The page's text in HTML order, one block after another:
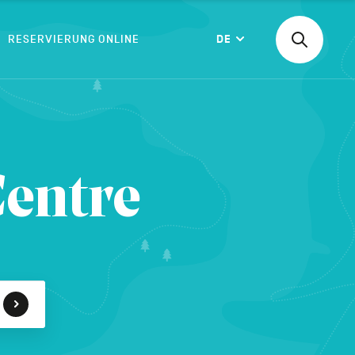
RESERVIERUNG ONLINE DE
Suchen
nach
BESTÄTIGEN